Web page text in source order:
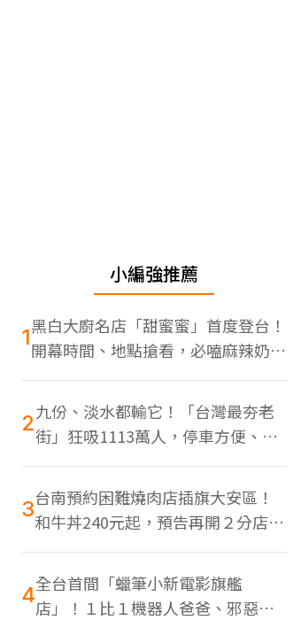
小編強推薦
1黑白大廚名店「甜蜜蜜」首度登台！
開幕時間、地點搶看，必嗑麻辣奶油
蝦
2九份、淡水都輸它！「台灣最夯老
街」狂吸1113萬人，停車方便、特
色美食多
3台南預約困難燒肉店插旗大安區！
和牛丼240元起，預告再開２分店、
地點曝光
4全台首間「蠟筆小新電影旗艦
店」！１比１機器人爸爸、邪惡正